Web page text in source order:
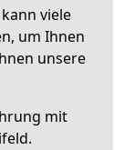
viele
um Ihnen
unsere
mit
.